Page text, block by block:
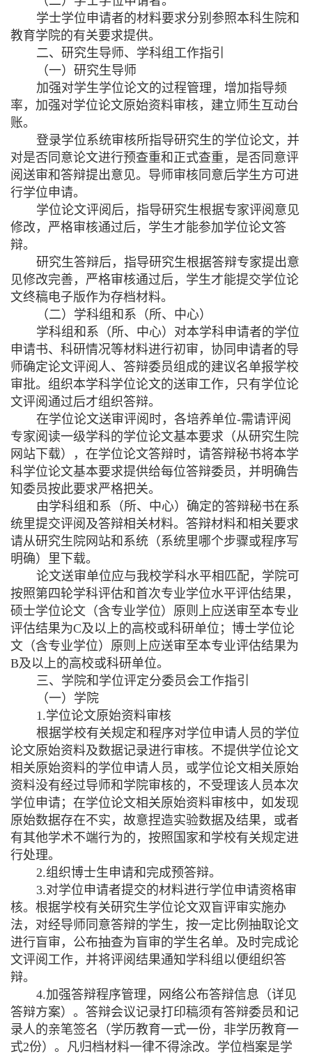
学士学位申请者的材料要求分别参照本科生院和
教育学院的有关要求提供。
二、研究生导师、学科组工作指引
（一）研究生导师
加强对学生学位论文的过程管理，增加指导频
率，加强对学位论文原始资料审核，建立师生互动台
账。
登录学位系统审核所指导研究生的学位论文，并
对是否同意论文进行预查重和正式查重，是否同意评
阅送审和答辩提出意见。导师审核同意后学生方可进
行学位申请。
学位论文评阅后，指导研究生根据专家评阅意见
修改，严格审核通过后，学生才能参加学位论文答
辩。
研究生答辩后，指导研究生根据答辩专家提出意
见修改完善，严格审核通过后，学生才能提交学位论
文终稿电子版作为存档材料。
（二）学科组和系（所、中心）
学科组和系（所、中心）对本学科申请者的学位
申请书、科研情况等材料进行初审，协同申请者的导
师确定论文评阅人、答辩委员组成的建议名单报学校
审批。组织本学科学位论文的送审工作，只有学位论
文评阅通过后才组织答辩。
在学位论文送审评阅时，各培养单位-需请评阅
专家阅读一级学科的学位论文基本要求（从研究生院
网站下载），在学位论文答辩时，请答辩秘书将本学
科学位论文基本要求提供给每位答辩委员，并明确告
知委员按此要求严格把关。
由学科组和系（所、中心）确定的答辩秘书在系
统里提交评阅及答辩相关材料。答辩材料和相关要求
请从研究生院网站和系统（系统里哪个步骤或程序写
明确）里下载。
论文送审单位应与我校学科水平相匹配，学院可
按照第四轮学科评估和首次专业学位水平评估结果，
硕士学位论文（含专业学位）原则上应送审至本专业
评估结果为C及以上的高校或科研单位；博士学位论
文（含专业学位）原则上应送审至本专业评估结果为
B及以上的高校或科研单位。
三、学院和学位评定分委员会工作指引
（一）学院
1.学位论文原始资料审核
根据学校有关规定和程序对学位申请人员的学位
论文原始资料及数据记录进行审核。不提供学位论文
相关原始资料的学位申请人员，或学位论文相关原始
资料没有经过导师和学院审核的，不受理该人员本次
学位申请；在学位论文相关原始资料审核中，如发现
原始数据存在不实，故意捏造实验数据及结果，或者
有其他学术不端行为的，按照国家和学校有关规定进
行处理。
2.组织博士生申请和完成预答辩。
3.对学位申请者提交的材料进行学位申请资格审
核。根据学校有关研究生学位论文双盲评审实施办
法，对经导师同意答辩的学生，按一定比例抽取论文
进行盲审，公布抽查为盲审的学生名单。及时完成论
文评阅工作，并将评阅结果通知学科组以便组织答
辩。
4.加强答辩程序管理，网络公布答辩信息（详见
答辩方案）。答辩会议记录打印稿须有答辩委员和记
录人的亲笔签名（学历教育一式一份，非学历教育一
式2份）。凡归档材料一律不得涂改。学位档案是学